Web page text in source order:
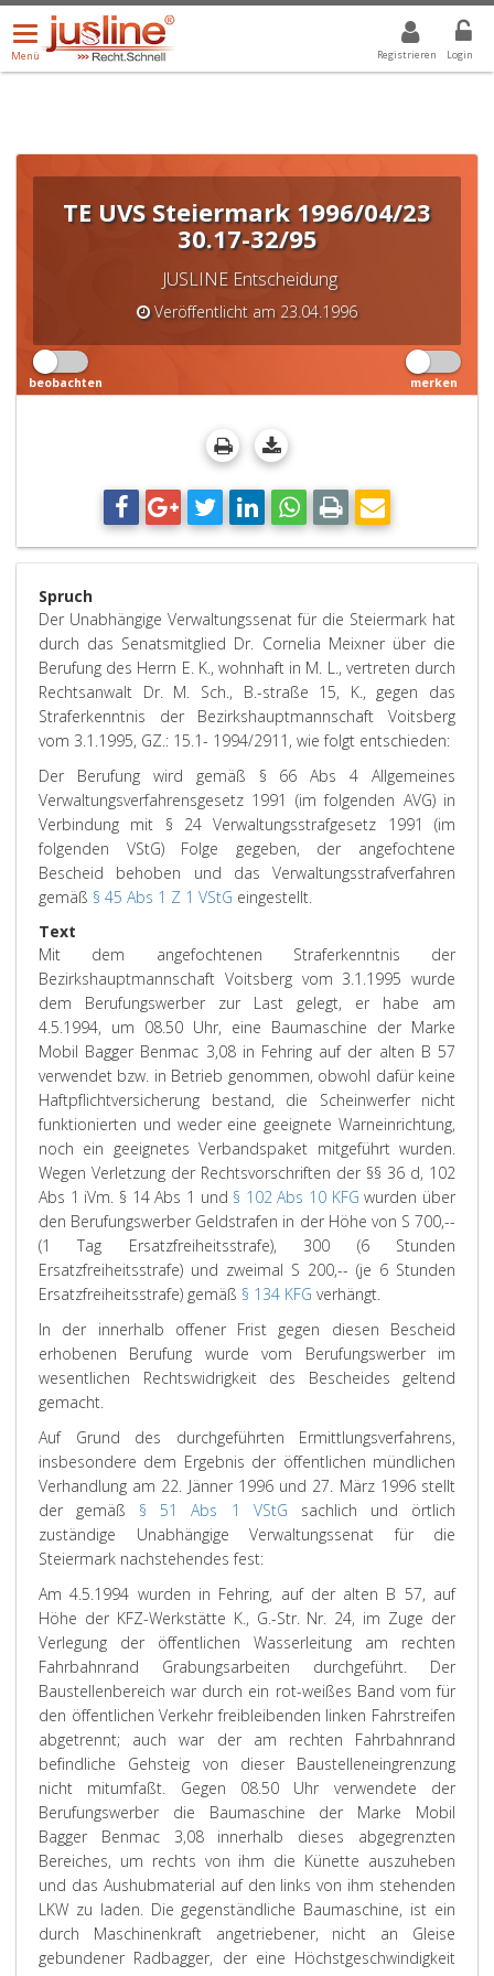
Registrieren Login
Menü
öffnen/schließen
Menü
ALLE DROPDOWN: GEWÄHLTER WERT IST ALLE
TE UVS Steiermark 1996/04/23
30.17-32/95
JUSLINE Entscheidung
Veröffentlicht am 23.04.1996
beobachten merken
Spruch
Der Unabhängige Verwaltungssenat für die Steiermark hat
durch das Senatsmitglied Dr. Cornelia Meixner über die
Berufung des Herrn E. K., wohnhaft in M. L., vertreten durch
Rechtsanwalt Dr. M. Sch., B.-straße 15, K., gegen das
Straferkenntnis der Bezirkshauptmannschaft Voitsberg
vom 3.1.1995, GZ.: 15.1- 1994/2911, wie folgt entschieden:
Der Berufung wird gemäß § 66 Abs 4 Allgemeines
Verwaltungsverfahrensgesetz 1991 (im folgenden AVG) in
Verbindung mit § 24 Verwaltungsstrafgesetz 1991 (im
folgenden VStG) Folge gegeben, der angefochtene
Bescheid behoben und das Verwaltungsstrafverfahren
gemäß § 45 Abs 1 Z 1 VStG eingestellt.
Text
Mit dem angefochtenen Straferkenntnis der
Bezirkshauptmannschaft Voitsberg vom 3.1.1995 wurde
dem Berufungswerber zur Last gelegt, er habe am
4.5.1994, um 08.50 Uhr, eine Baumaschine der Marke
Mobil Bagger Benmac 3,08 in Fehring auf der alten B 57
verwendet bzw. in Betrieb genommen, obwohl dafür keine
Haftpflichtversicherung bestand, die Scheinwerfer nicht
funktionierten und weder eine geeignete Warneinrichtung,
noch ein geeignetes Verbandspaket mitgeführt wurden.
Wegen Verletzung der Rechtsvorschriften der §§ 36 d, 102
Abs 1 iVm. § 14 Abs 1 und § 102 Abs 10 KFG wurden über
den Berufungswerber Geldstrafen in der Höhe von S 700,--
(1 Tag Ersatzfreiheitsstrafe), 300 (6 Stunden
Ersatzfreiheitsstrafe) und zweimal S 200,-- (je 6 Stunden
Ersatzfreiheitsstrafe) gemäß § 134 KFG verhängt.
In der innerhalb offener Frist gegen diesen Bescheid
erhobenen Berufung wurde vom Berufungswerber im
wesentlichen Rechtswidrigkeit des Bescheides geltend
gemacht.
Auf Grund des durchgeführten Ermittlungsverfahrens,
insbesondere dem Ergebnis der öffentlichen mündlichen
Verhandlung am 22. Jänner 1996 und 27. März 1996 stellt
der gemäß § 51 Abs 1 VStG sachlich und örtlich
zuständige Unabhängige Verwaltungssenat für die
Steiermark nachstehendes fest:
Am 4.5.1994 wurden in Fehring, auf der alten B 57, auf
Höhe der KFZ-Werkstätte K., G.-Str. Nr. 24, im Zuge der
Verlegung der öffentlichen Wasserleitung am rechten
Fahrbahnrand Grabungsarbeiten durchgeführt. Der
Baustellenbereich war durch ein rot-weißes Band vom für
den öffentlichen Verkehr freibleibenden linken Fahrstreifen
abgetrennt; auch war der am rechten Fahrbahnrand
befindliche Gehsteig von dieser Baustelleneingrenzung
nicht mitumfaßt. Gegen 08.50 Uhr verwendete der
Berufungswerber die Baumaschine der Marke Mobil
Bagger Benmac 3,08 innerhalb dieses abgegrenzten
Bereiches, um rechts von ihm die Künette auszuheben
und das Aushubmaterial auf den links von ihm stehenden
LKW zu laden. Die gegenständliche Baumaschine, ist ein
durch Maschinenkraft angetriebener, nicht an Gleise
gebundener Radbagger, der eine Höchstgeschwindigkeit